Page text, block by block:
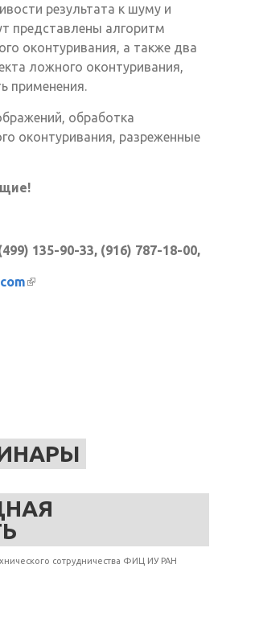
результата к шуму и
представлены алгоритм
оконтуривания, а также два
ложного оконтуривания,
применения.
обработка
оконтуривания, разреженные
135-90-33, (916) 787-18-00,
(внешняя ссылка)
сотрудничества ФИЦ ИУ РАН